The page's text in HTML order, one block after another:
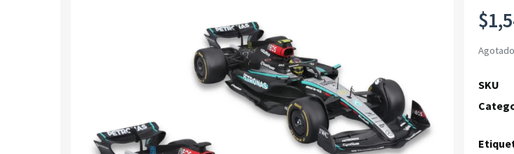
$
Agotado
SKU